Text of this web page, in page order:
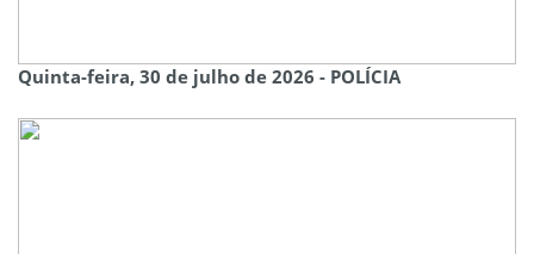
Quinta-feira, 30 de julho de 2026 - POLÍCIA